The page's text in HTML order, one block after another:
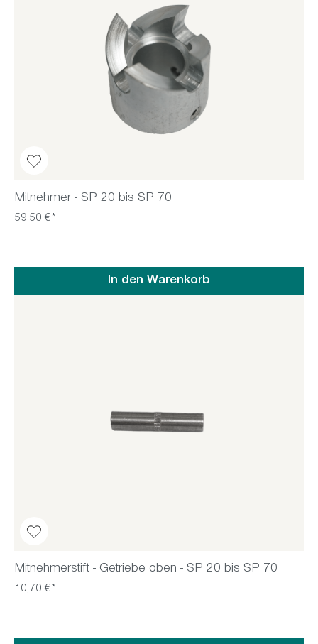
Mitnehmer - SP 20 bis SP 70
59,50 €*
In den Warenkorb
Mitnehmerstift - Getriebe oben - SP 20 bis SP 70
10,70 €*